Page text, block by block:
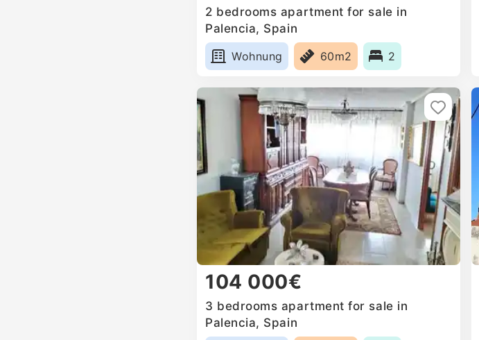
2 bedrooms apartment for sale in
Palencia, Spain
Wohnung
60m2 2
104 000€
3 bedrooms apartment for sale in
Palencia, Spain